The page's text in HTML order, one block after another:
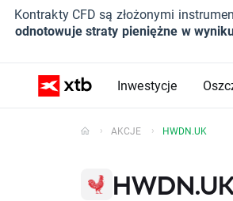
Kontrakty CFD są złożonymi
odnotowuje straty pieniężne w
Inwestycje
AKCJE HWDN.UK